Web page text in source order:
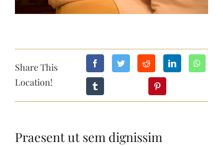
Share This
Location!
Praesent ut sem dignissim